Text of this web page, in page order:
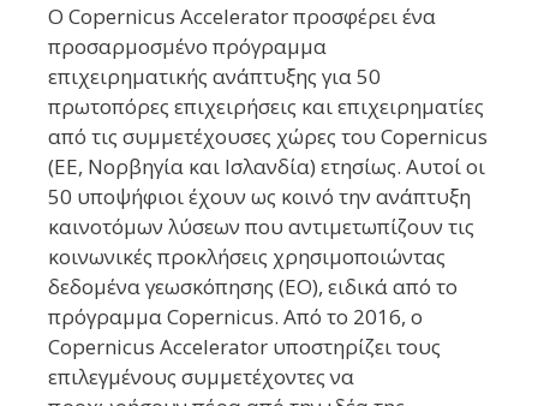
Ο Copernicus Accelerator προσφέρει ένα
προσαρμοσμένο πρόγραμμα
επιχειρηματικής ανάπτυξης για 50
πρωτοπόρες επιχειρήσεις και επιχειρηματίες
από τις συμμετέχουσες χώρες του Copernicus
(ΕΕ, Νορβηγία και Ισλανδία) ετησίως. Αυτοί οι
50 υποψήφιοι έχουν ως κοινό την ανάπτυξη
καινοτόμων λύσεων που αντιμετωπίζουν τις
κοινωνικές προκλήσεις χρησιμοποιώντας
δεδομένα γεωσκόπησης (EO), ειδικά από το
πρόγραμμα Copernicus. Από το 2016, ο
Copernicus Accelerator υποστηρίζει τους
επιλεγμένους συμμετέχοντες να